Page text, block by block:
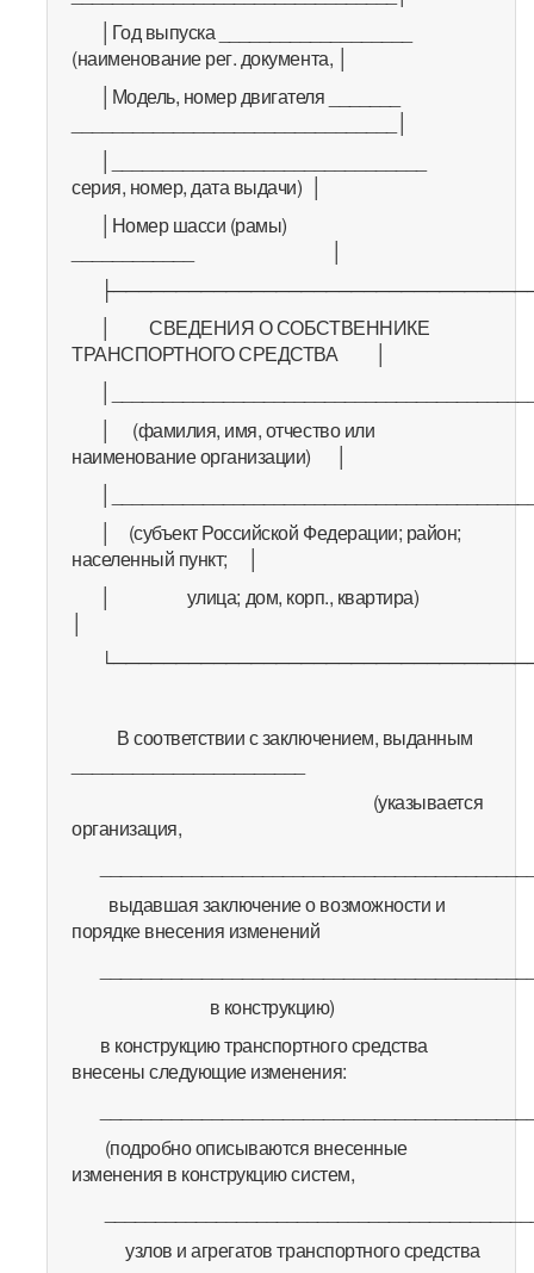
│Год выпуска ___________________
(наименование рег. документа, │
│Модель, номер двигателя _______
серия, номер, дата выдачи) │
│Номер шасси (рамы)
│ СВЕДЕНИЯ О СОБСТВЕННИКЕ
ТРАНСПОРТНОГО СРЕДСТВА │
│ (фамилия, имя, отчество или
наименование организации) │
│ (субъект Российской Федерации; район;
населенный пункт; │
│ улица; дом, корп., квартира)
В соответствии с заключением, выданным
(указывается
организация,
выдавшая заключение о возможности и
порядке внесения изменений
в конструкцию)
в конструкцию транспортного средства
внесены следующие изменения:
(подробно описываются внесенные
изменения в конструкцию систем,
узлов и агрегатов транспортного средства